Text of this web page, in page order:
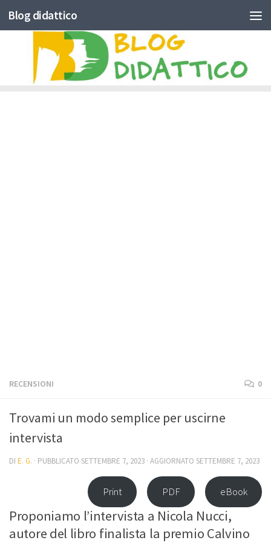
Skip to content
Blog didattico
RECENSIONI 0
Trovami un modo semplice per uscirne
intervista
DI E. G. · PUBBLICATO SETTEMBRE 7, 2023 · AGGIORNATO SETTEMBRE 7, 2023
Print PDF eBook
Proponiamo l’intervista a Nicola Nucci,
autore del libro finalista la premio Calvino